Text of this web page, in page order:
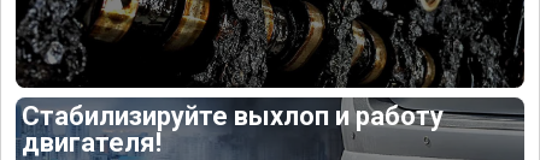
Стабилизируйте выхлоп и работу
двигателя!